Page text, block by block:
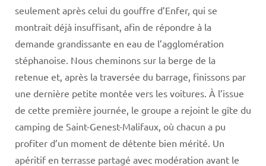
seulement après celui du gouffre d’Enfer, qui se
montrait déjà insuffisant, afin de répondre à la
demande grandissante en eau de l’agglomération
stéphanoise. Nous cheminons sur la berge de la
retenue et, après la traversée du barrage, finissons par
une dernière petite montée vers les voitures. À l’issue
de cette première journée, le groupe a rejoint le gîte du
camping de Saint-Genest-Malifaux, où chacun a pu
profiter d’un moment de détente bien mérité. Un
apéritif en terrasse partagé avec modération avant le